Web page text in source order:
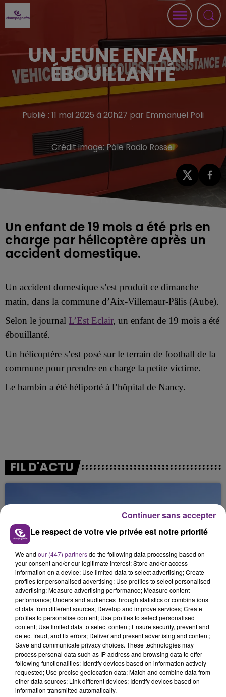
UN JEUNE ENFANT
ÉBOUILLANTÉ
Publié : 11 mai 2025 à 20h27 par Emmanuel Poli
Crédit image:Pôle Radio Rossel
Un enfant de 19 mois a été pris en
charge par hélicoptère après un
Un accident domestique s’est produit ce dimanche
matin, dans la commune d’Aix-Villemaur-Pâlis (Aube).
Selon le journal L’Est Eclair, un enfant de 19 mois a été
ébouillanté.
Un hélicoptère s’est posé sur le terrain de football de la
commune pour prendre en charge la petite victime.
Le bambin a été héliporté à l’hôpital de Nancy.
FIL D'ACTU
6 août 2026
SI TOUT LE MONDE FAIT ÇA, MOI L'ANNÉE
PROCHAINE JE VENDANGE EN...
La vendange en Champagne a débuté ce jeudi 6
août dans la commune de Montgueux (Aube). Du
jamais vu !
6 août 2026
Le respect de votre vie privée est notre priorité
We and our (447) partnersdo the following data processing based on
your consent and/or our legitimate interest: Store and/or access
information on a device; Use limited data to select advertising; Create
profiles for personalised advertising; Use profiles to select personalised
advertising; Measure advertising performance; Measure content
performance; Understand audiences through statistics or combinations
of data from different sources; Develop and improve services; Create
profiles to personalise content; Use profiles to select personalised
content; Use limited data to select content; Ensure security, prevent and
detect fraud, and fix errors; Deliver and present advertising and content;
Save and communicate privacy choices. These technologies may
process personal data such as IP address and browsing data to offer
following functionalities: Identify devices based on information actively
requested; Use precise geolocation data; Match and combine data from
other data sources; Link different devices; Identify devices based on
information transmitted automatically.
Continuer sans accepter